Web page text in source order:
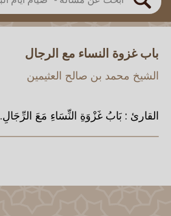
بحث
باب غزوة النساء مع الرجال
الشيخ محمد بن صالح العثيمين
القارئ : بَابُ غَزْوَةِ النِّسَاءِ مَعَ الرِّجَالِ.